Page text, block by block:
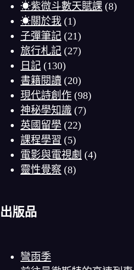
☀紫微斗數天賦課 (8)
☀關於我 (1)
子彈筆記 (21)
旅行札記 (27)
日記 (130)
書籍閱讀 (20)
現代詩創作 (98)
神秘學知識 (7)
英國留學 (22)
課程學習 (5)
電影與電視劇 (4)
靈性覺察 (8)
出版品
彎雨季